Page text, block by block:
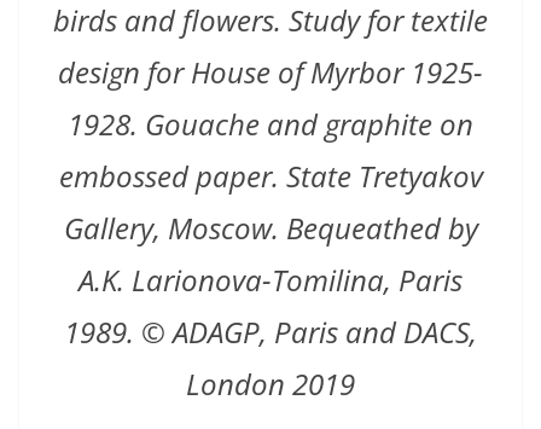
birds and flowers. Study for textile
design for House of Myrbor 1925-
1928. Gouache and graphite on
embossed paper. State Tretyakov
Gallery, Moscow. Bequeathed by
A.K. Larionova-Tomilina, Paris
1989. © ADAGP, Paris and DACS,
London 2019